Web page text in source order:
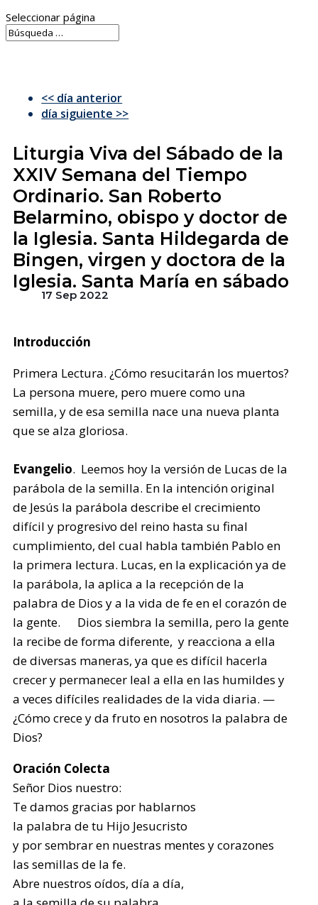
Seleccionar página
<< día anterior
día siguiente >>
Liturgia Viva del Sábado de la
XXIV Semana del Tiempo
Ordinario. San Roberto
Belarmino, obispo y doctor de
la Iglesia. Santa Hildegarda de
Bingen, virgen y doctora de la
Iglesia. Santa María en sábado
17 Sep 2022
Introducción
Primera Lectura. ¿Cómo resucitarán los muertos?
La persona muere, pero muere como una
semilla, y de esa semilla nace una nueva planta
que se alza gloriosa.
Evangelio. Leemos hoy la versión de Lucas de la
parábola de la semilla. En la intención original
de Jesús la parábola describe el crecimiento
difícil y progresivo del reino hasta su final
cumplimiento, del cual habla también Pablo en
la primera lectura. Lucas, en la explicación ya de
la parábola, la aplica a la recepción de la
palabra de Dios y a la vida de fe en el corazón de
la gente. Dios siembra la semilla, pero la gente
la recibe de forma diferente, y reacciona a ella
de diversas maneras, ya que es difícil hacerla
crecer y permanecer leal a ella en las humildes y
a veces difíciles realidades de la vida diaria. —
¿Cómo crece y da fruto en nosotros la palabra de
Dios?
Oración Colecta
Señor Dios nuestro:
Te damos gracias por hablarnos
la palabra de tu Hijo Jesucristo
y por sembrar en nuestras mentes y corazones
las semillas de la fe.
Abre nuestros oídos, día a día,